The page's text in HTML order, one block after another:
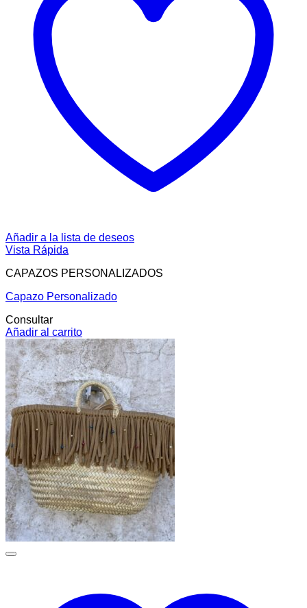
Añadir a la lista de deseos
Vista Rápida
CAPAZOS PERSONALIZADOS
Capazo Personalizado
Consultar
Añadir al carrito